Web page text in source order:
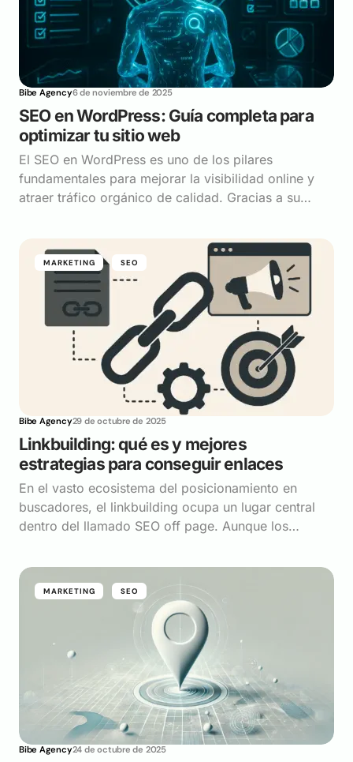
Bibe Agency6 de noviembre de 2025
SEO en WordPress: Guía completa para
optimizar tu sitio web
El SEO en WordPress es uno de los pilares
fundamentales para mejorar la visibilidad online y
atraer tráfico orgánico de calidad. Gracias a su…
MARKETING SEO
Bibe Agency29 de octubre de 2025
Linkbuilding: qué es y mejores
estrategias para conseguir enlaces
En el vasto ecosistema del posicionamiento en
buscadores, el linkbuilding ocupa un lugar central
dentro del llamado SEO off page. Aunque los…
MARKETING SEO
Bibe Agency24 de octubre de 2025